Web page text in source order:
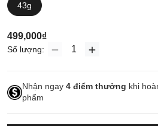
43g
499,000₫
Số lượng:
Nhận ngay 4 điểm thưởng khi
phẩm